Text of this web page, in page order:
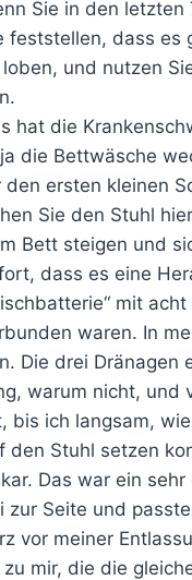
Sie in den
feststellen, dass es
loben, und nutzen
hat die
die Bettwäsche
den ersten kleinen
Sie den Stuhl
Bett steigen und
dass es eine
mit
waren. In
Die drei Dränagen
warum nicht, und
bis ich langsam,
den Stuhl setzen
Das war ein
zur Seite und
vor meiner
mir, die die